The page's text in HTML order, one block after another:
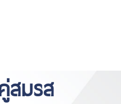
สมรส